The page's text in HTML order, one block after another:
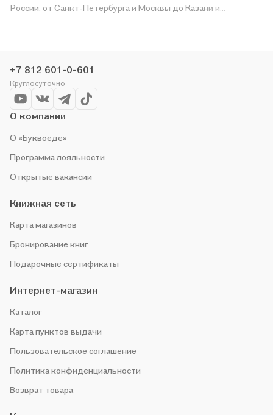
России: от Санкт-Петербурга и Москвы до Казани и
сами любим читать, поэтому делаем всё, чтобы вы могли
купить понравившуюся историю по приятной цене. Например,
организуем конкурсы и проводим акции. Оставайтесь с нами,
чтобы не упустить выгоду!
+7 812 601-0-601
Круглосуточно
О компании
О «Буквоеде»
Программа лояльности
Открытые вакансии
Книжная сеть
Карта магазинов
Бронирование книг
Подарочные сертификаты
Интернет-магазин
Каталог
Карта пунктов выдачи
Пользовательское соглашение
Политика конфиденциальности
Возврат товара